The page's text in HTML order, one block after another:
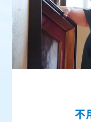
不